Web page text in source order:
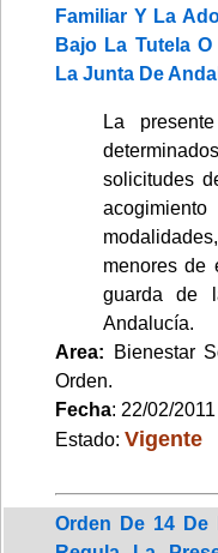
Familiar Y La
Bajo La Tutela
La Junta De
La
solicitudes
menores de
guarda de
Andalucía.
Area: Bienestar
Orden.
Fecha: 22/02/2011
Estado: Vigente
Orden De 14 De